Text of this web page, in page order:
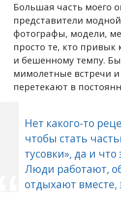
Большая часть моего
представители
фотографы, модели,
просто те, кто
и бешенному темпу.
мимолетные встречи и
перетекают в
Нет какого-то
чтобы стать
тусовки», да и
Люди работают,
отдыхают вместе,